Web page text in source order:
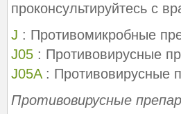
проконсультируйтесь с
J : Противомикробные
J05 : Противовирусные
J05A: Противовирусные
Противовирусные